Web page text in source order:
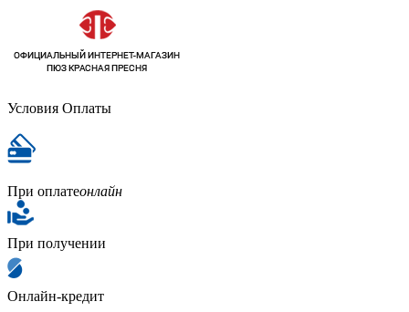
Условия Оплаты
При оплатеонлайн
При получении
Онлайн-кредит